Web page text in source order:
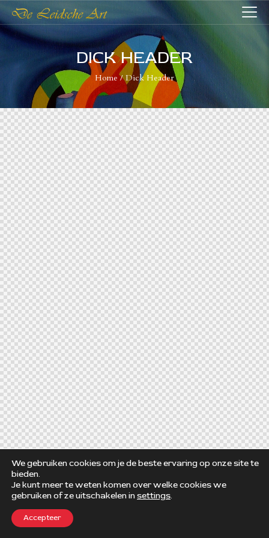
DICK HEADER
Home Dick Header
We gebruiken cookies om je de beste ervaring op onze site te
bieden.
Je kunt meer te weten komen over welke cookies we
gebruiken of ze uitschakelen insettings.
Accepteer